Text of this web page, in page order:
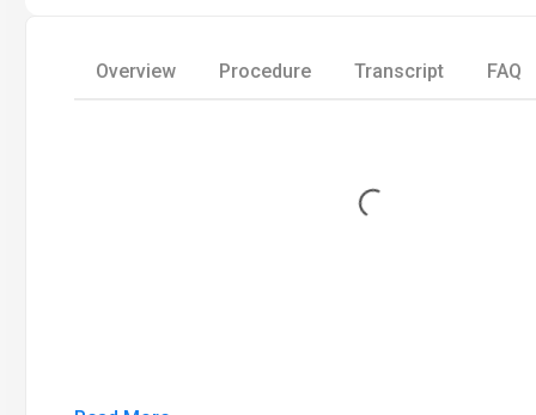
Overview Procedure Transcript FAQ
Loading...